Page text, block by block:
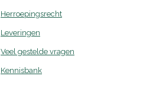
Herroepingsrecht
Leveringen
Veel gestelde vragen
Kennisbank